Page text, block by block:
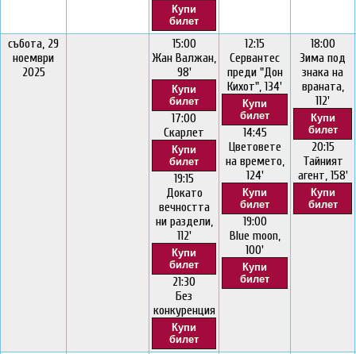
Купи
билет
събота, 29
ноември
2025
15:00
Жан Валжан,
98'
Купи
билет
17:00
Скарлет
Купи
билет
19:15
Докато
вечността
ни раздели,
112'
Купи
билет
21:30
Без
конкуренция
Купи
билет
12:15
Сервантес
преди "Дон
Кихот", 134'
Купи
билет
14:45
Цветовете
на времето,
124'
Купи
билет
19:00
Blue moon,
100'
Купи
билет
18:00
Зима под
знака на
враната,
112'
Купи
билет
20:15
Тайният
агент, 158'
Купи
билет